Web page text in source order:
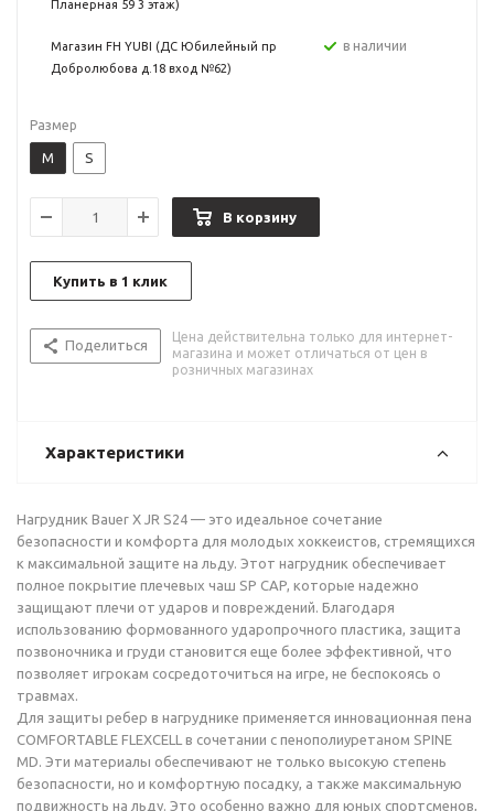
Планерная 59 3 этаж)
Магазин FH YUBI (ДС Юбилейный пр
Добролюбова д.18 вход №62)
в наличии
Размер
M S
В корзину
Купить в 1 клик
Поделиться
Цена действительна только для интернет-
магазина и может отличаться от цен в
розничных магазинах
Характеристики
Нагрудник Bauer X JR S24 — это идеальное сочетание
безопасности и комфорта для молодых хоккеистов, стремящихся
к максимальной защите на льду. Этот нагрудник обеспечивает
полное покрытие плечевых чаш SP CAP, которые надежно
защищают плечи от ударов и повреждений. Благодаря
использованию формованного ударопрочного пластика, защита
позвоночника и груди становится еще более эффективной, что
позволяет игрокам сосредоточиться на игре, не беспокоясь о
травмах.
Для защиты ребер в нагруднике применяется инновационная пена
COMFORTABLE FLEXCELL в сочетании с пенополиуретаном SPINE
MD. Эти материалы обеспечивают не только высокую степень
безопасности, но и комфортную посадку, а также максимальную
подвижность на льду. Это особенно важно для юных спортсменов,